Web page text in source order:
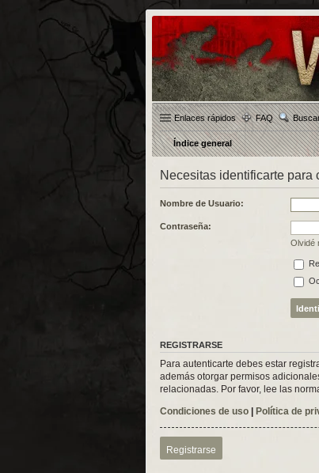
Enlaces rápidos FAQ
Índice general
Necesitas identificarte para
Nombre de Usuario:
Contraseña:
Olvidé
REGISTRARSE
Para autenticarte debes estar
además otorgar permisos
relacionadas. Por favor, lee las
Condiciones de uso | Política de
Registrarse